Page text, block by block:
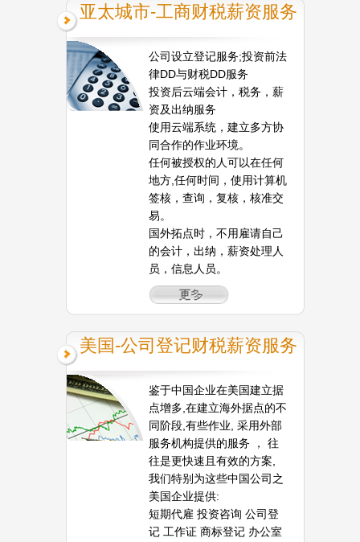
亚太城市-工商财税薪资服务
公司设立登记服务;投资前法
律DD与财税DD服务
投资后云端会计，税务，薪
资及出纳服务
使用云端系统，建立多方协
同合作的作业环境。
任何被授权的人可以在任何
地方,任何时间，使用计算机
签核，查询，复核，核准交
易。
国外拓点时，不用雇请自己
的会计，出纳，薪资处理人
员，信息人员。
美国-公司登记财税薪资服务
鉴于中国企业在美国建立据
点增多,在建立海外据点的不
同阶段,有些作业, 采用外部
服务机构提供的服务 ， 往
往是更快速且有效的方案,
我们特别为这些中国公司之
美国企业提供:
短期代雇 投资咨询 公司登
记 工作证 商标登记 办公室